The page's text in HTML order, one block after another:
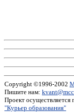
Copyright ©1996-2002
Пишите нам:
Проект осуществляется
"Курьер образования"